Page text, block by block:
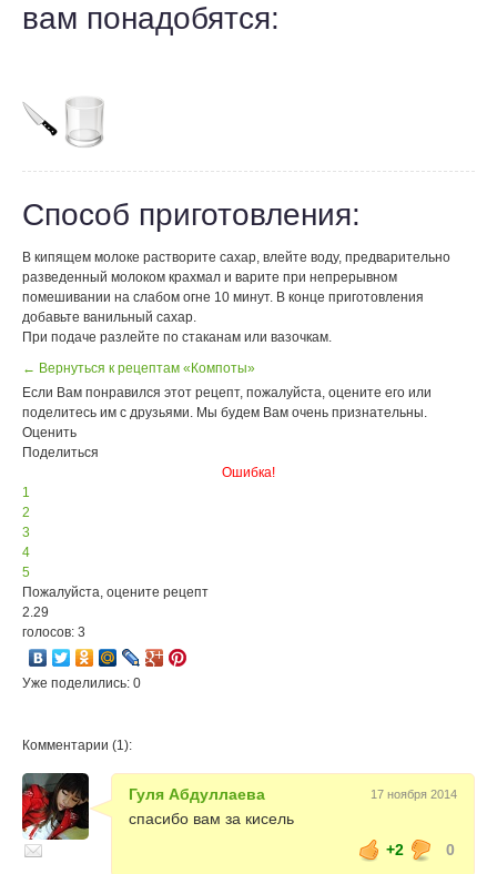
вам понадобятся:
Способ приготовления:
В кипящем молоке растворите сахар, влейте воду, предварительно
разведенный молоком крахмал и варите при непрерывном
помешивании на слабом огне 10 минут. В конце приготовления
добавьте ванильный сахар.
При подаче разлейте по стаканам или вазочкам.
← Вернуться к рецептам «Компоты»
Если Вам понравился этот рецепт, пожалуйста, оцените его или
поделитесь им с друзьями. Мы будем Вам очень признательны.
Оценить
Поделиться
Ошибка!
1
2
3
4
5
Пожалуйста, оцените рецепт
2.29
голосов: 3
Уже поделились: 0
Комментарии (1):
Гуля Абдуллаева 17 ноября 2014
спасибо вам за кисель
+2
0